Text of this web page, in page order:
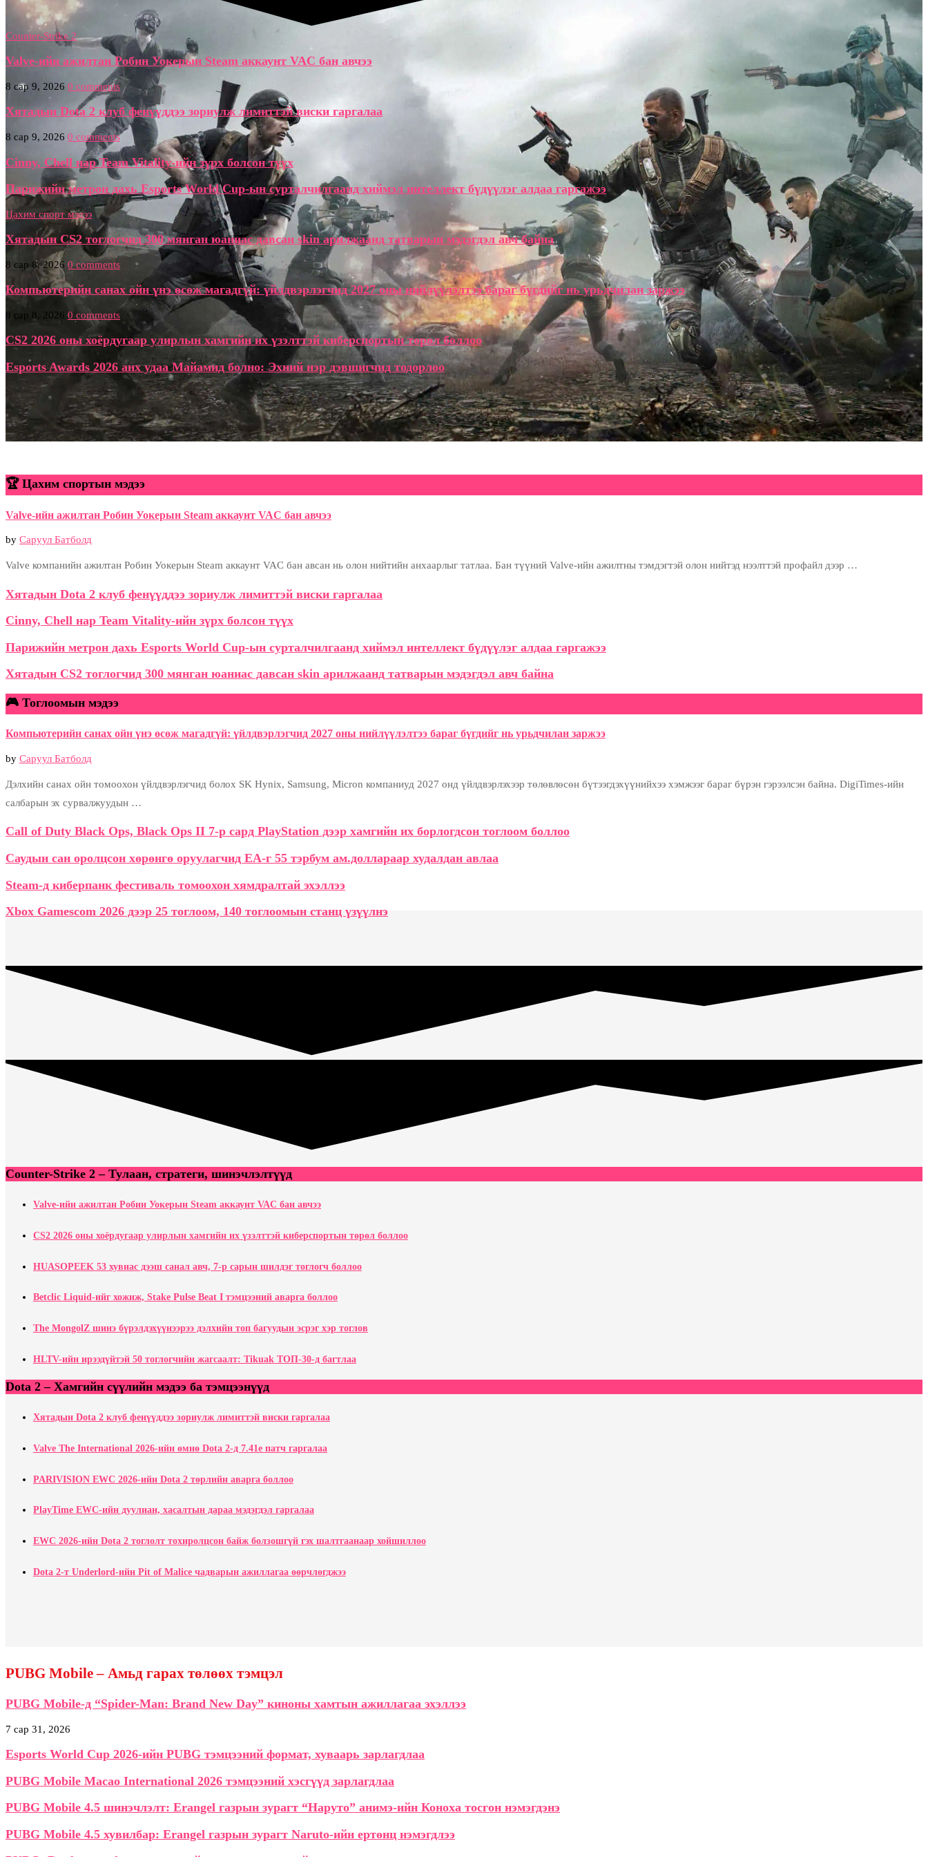
Counter-Strike 2
Valve-ийн ажилтан Робин Уокерын Steam аккаунт VAC бан авчээ
8 сар 9, 2026 0 comments
Хятадын Dota 2 клуб фенүүддээ зориулж лимиттэй виски гаргалаа
8 сар 9, 2026 0 comments
Cinny, Chell нар Team Vitality-ийн зүрх болсон түүх
Парижийн метрон дахь Esports World Cup-ын сурталчилгаанд хиймэл интеллект бүдүүлэг алдаа гаргажээ
Цахим спорт мэдээ
Хятадын CS2 тоглогчид 300 мянган юаниас давсан skin арилжаанд татварын мэдэгдэл авч байна
8 сар 8, 2026 0 comments
Компьютерийн санах ойн үнэ өсөж магадгүй: үйлдвэрлэгчид 2027 оны нийлүүлэлтээ бараг бүгдийг нь урьдчилан заржээ
8 сар 8, 2026 0 comments
CS2 2026 оны хоёрдугаар улирлын хамгийн их үзэлттэй киберспортын төрөл боллоо
Esports Awards 2026 анх удаа Майамид болно: Эхний нэр дэвшигчид тодорлоо
🏆 Цахим спортын мэдээ
Valve-ийн ажилтан Робин Уокерын Steam аккаунт VAC бан авчээ
by Саруул Батболд
Valve компанийн ажилтан Робин Уокерын Steam аккаунт VAC бан авсан нь олон нийтийн анхаарлыг татлаа. Бан түүний Valve-ийн ажилтны тэмдэгтэй олон нийтэд нээлттэй профайл дээр …
Хятадын Dota 2 клуб фенүүддээ зориулж лимиттэй виски гаргалаа
Cinny, Chell нар Team Vitality-ийн зүрх болсон түүх
Парижийн метрон дахь Esports World Cup-ын сурталчилгаанд хиймэл интеллект бүдүүлэг алдаа гаргажээ
Хятадын CS2 тоглогчид 300 мянган юаниас давсан skin арилжаанд татварын мэдэгдэл авч байна
🎮 Тоглоомын мэдээ
Компьютерийн санах ойн үнэ өсөж магадгүй: үйлдвэрлэгчид 2027 оны нийлүүлэлтээ бараг бүгдийг нь урьдчилан заржээ
by Саруул Батболд
Дэлхийн санах ойн томоохон үйлдвэрлэгчид болох SK Hynix, Samsung, Micron компаниуд 2027 онд үйлдвэрлэхээр төлөвлөсөн бүтээгдэхүүнийхээ хэмжээг бараг бүрэн гэрээлсэн байна. DigiTimes-ийн
салбарын эх сурвалжуудын …
Call of Duty Black Ops, Black Ops II 7-р сард PlayStation дээр хамгийн их борлогдсон тоглоом боллоо
Саудын сан оролцсон хөрөнгө оруулагчид EA-г 55 тэрбум ам.доллараар худалдан авлаа
Steam-д киберпанк фестиваль томоохон хямдралтай эхэллээ
Xbox Gamescom 2026 дээр 25 тоглоом, 140 тоглоомын станц үзүүлнэ
Counter-Strike 2 – Тулаан, стратеги, шинэчлэлтүүд
Valve-ийн ажилтан Робин Уокерын Steam аккаунт VAC бан авчээ
CS2 2026 оны хоёрдугаар улирлын хамгийн их үзэлттэй киберспортын төрөл боллоо
HUASOPEEK 53 хувиас дээш санал авч, 7-р сарын шилдэг тоглогч боллоо
Betclic Liquid-ийг хожиж, Stake Pulse Beat I тэмцээний аварга боллоо
The MongolZ шинэ бүрэлдэхүүнээрээ дэлхийн топ багуудын эсрэг хэр тоглов
HLTV-ийн ирээдүйтэй 50 тоглогчийн жагсаалт: Tikuak ТОП-30-д багтлаа
Dota 2 – Хамгийн сүүлийн мэдээ ба тэмцээнүүд
Хятадын Dota 2 клуб фенүүддээ зориулж лимиттэй виски гаргалаа
Valve The International 2026-ийн өмнө Dota 2-д 7.41e патч гаргалаа
PARIVISION EWC 2026-ийн Dota 2 төрлийн аварга боллоо
PlayTime EWC-ийн дуулиан, хасалтын дараа мэдэгдэл гаргалаа
EWC 2026-ийн Dota 2 тоглолт тохиролцсон байж болзошгүй гэх шалтгаанаар хойшиллоо
Dota 2-т Underlord-ийн Pit of Malice чадварын ажиллагаа өөрчлөгджээ
PUBG Mobile – Амьд гарах төлөөх тэмцэл
PUBG Mobile-д “Spider-Man: Brand New Day” киноны хамтын ажиллагаа эхэллээ
7 сар 31, 2026
Esports World Cup 2026-ийн PUBG тэмцээний формат, хуваарь зарлагдлаа
PUBG Mobile Macao International 2026 тэмцээний хэсгүүд зарлагдлаа
PUBG Mobile 4.5 шинэчлэлт: Erangel газрын зурагт “Наруто” анимэ-ийн Коноха тосгон нэмэгдэнэ
PUBG Mobile 4.5 хувилбар: Erangel газрын зурагт Naruto-ийн ертөнц нэмэгдлээ